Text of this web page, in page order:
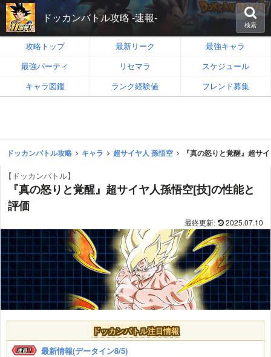
ドッカンバトル攻略 -速報-
検索
攻略トップ 最新リーク
最強キャラ
最強パーティ
リセマラ
スケジュール
キャラ図鑑
ランク経験値 フレンド募集
ドッカンバトル攻略 キャラ 超サイヤ人 孫悟空 『真の怒りと覚醒』超サ
【ドッカンバトル】
『真の怒りと覚醒』超サイヤ人孫悟空[技]の性能と
評価
2025.07.10
ドッカンバトル注目情報
最新情報(データイン8/5)